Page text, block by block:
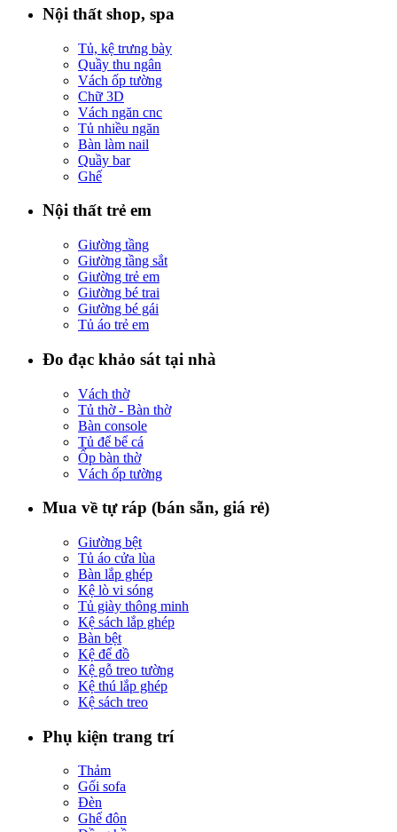
Nội thất shop, spa
Tủ, kệ trưng bày
Quầy thu ngân
Vách ốp tường
Chữ 3D
Vách ngăn cnc
Tủ nhiều ngăn
Bàn làm nail
Quầy bar
Ghế
Nội thất trẻ em
Giường tầng
Giường tầng sắt
Giường trẻ em
Giường bé trai
Giường bé gái
Tủ áo trẻ em
Đo đạc khảo sát tại nhà
Vách thờ
Tủ thờ - Bàn thờ
Bàn console
Tủ để bể cá
Ốp bàn thờ
Vách ốp tường
Mua về tự ráp (bán sẵn, giá rẻ)
Giường bệt
Tủ áo cửa lùa
Bàn lắp ghép
Kệ lò vi sóng
Tủ giày thông minh
Kệ sách lắp ghép
Bàn bệt
Kệ để đồ
Kệ gỗ treo tường
Kệ thú lắp ghép
Kệ sách treo
Phụ kiện trang trí
Thảm
Gối sofa
Đèn
Ghế đôn